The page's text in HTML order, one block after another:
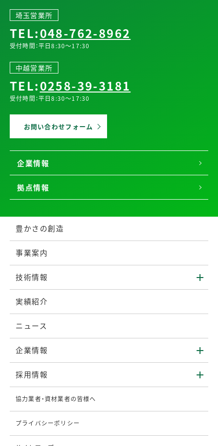
埼玉営業所
TEL:048-762-8962
受付時間：平日8:30～17:30
中越営業所
TEL:0258-39-3181
受付時間：平日8:30～17:30
お問い合わせフォーム
企業情報
拠点情報
豊かさの創造
事業案内
技術情報
実績紹介
ニュース
企業情報
採用情報
協力業者・資材業者の皆様へ
プライバシーポリシー